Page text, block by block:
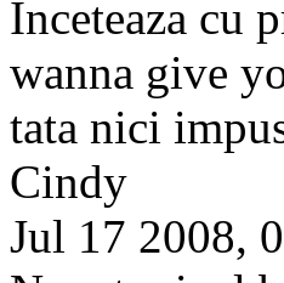
Inceteaza cu
wanna give
tata nici
Cindy
Jul 17 2008,